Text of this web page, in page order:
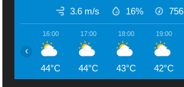
3.6 m/s 16% 756
16:00
44°C
17:00
44°C
18:00
43°C
19:00
42°C
‹